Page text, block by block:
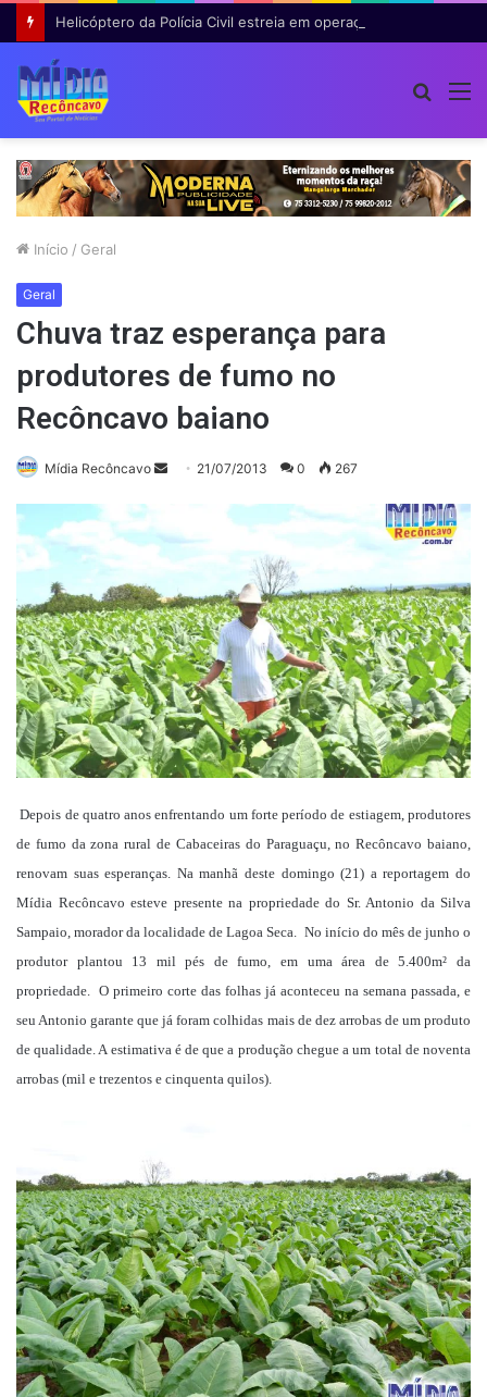
Início / Geral
Geral
Chuva traz esperança para
produtores de fumo no
Recôncavo baiano
Mídia Recôncavo
Mande
mail
21/07/2013 0 267
Depois de quatro anos enfrentando um forte período de estiagem, produtores
de fumo da zona rural de Cabaceiras do Paraguaçu, no Recôncavo baiano,
renovam suas esperanças. Na manhã deste domingo (21) a reportagem do
Mídia Recôncavo esteve presente na propriedade do Sr. Antonio da Silva
Sampaio, morador da localidade de Lagoa Seca. No início do mês de junho o
produtor plantou 13 mil pés de fumo, em uma área de 5.400m² da
propriedade. O primeiro corte das folhas já aconteceu na semana passada, e
seu Antonio garante que já foram colhidas mais de dez arrobas de um produto
de qualidade. A estimativa é de que a produção chegue a um total de noventa
arrobas (mil e trezentos e cinquenta quilos).